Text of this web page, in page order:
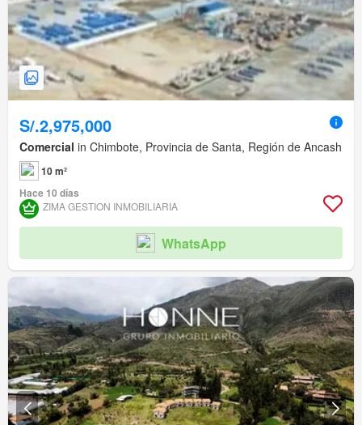
S/.2,975,000
Comercial in Chimbote, Provincia de Santa, Región de Ancash
10 m²
Hace 10 días
ZIMA GESTION INMOBILIARIA
WhatsApp